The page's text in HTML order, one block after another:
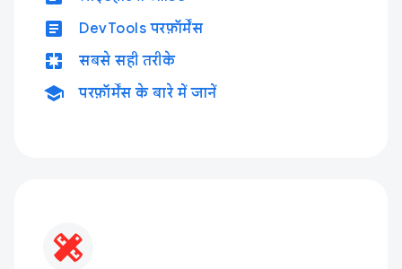
article DevTools परफ़ॉर्मेंस
pages सबसे सही तरीके
school परफ़ॉर्मेंस के बारे में जानें